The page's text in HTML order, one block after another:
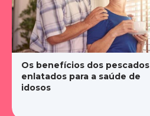
Os benefícios dos pescados
enlatados para a saúde de
idosos